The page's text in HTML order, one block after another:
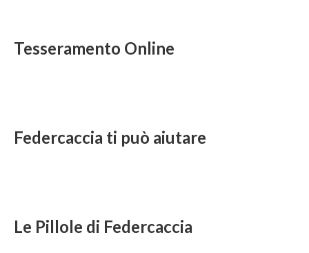
Tesseramento Online
Federcaccia ti può aiutare
Le Pillole di Federcaccia